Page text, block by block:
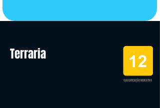
Terraria
CLASSIFICAÇÃO INDICATIVA